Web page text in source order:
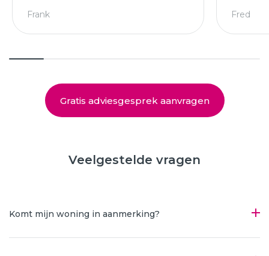
deuren hebben geplaatst.
Frank
Fred
Gratis adviesgesprek aanvragen
Veelgestelde vragen
Komt mijn woning in aanmerking?